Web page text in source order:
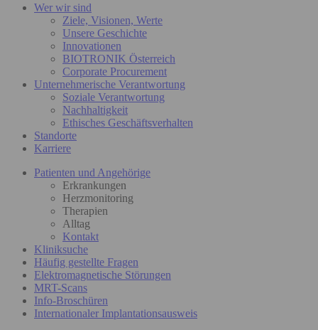
Wer wir sind
Ziele, Visionen, Werte
Unsere Geschichte
Innovationen
BIOTRONIK Österreich
Corporate Procurement
Unternehmerische Verantwortung
Soziale Verantwortung
Nachhaltigkeit
Ethisches Geschäftsverhalten
Standorte
Karriere
Patienten und Angehörige
Erkrankungen
Herzmonitoring
Therapien
Alltag
Kontakt
Kliniksuche
Häufig gestellte Fragen
Elektromagnetische Störungen
MRT-Scans
Info-Broschüren
Internationaler Implantationsausweis